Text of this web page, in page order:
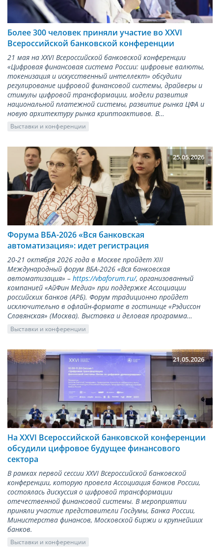
Более 300 человек приняли участие во XXVI
Всероссийской банковской конференции
21 мая на XXVI Всероссийской банковской конференции
«Цифровая финансовая система России: цифровые валюты,
токенизация и искусственный интеллект» обсудили
регулирование цифровой финансовой системы, драйверы и
стимулы цифровой трансформации, модели развития
национальной платежной системы, развитие рынка ЦФА и
новую архитектуру рынка криптоактивов. В…
Выставки и конференции
25.05.2026
Форума ВБА-2026 «Вся банковская
автоматизация»: идет регистрация
20-21 октября 2026 года в Москве пройдет XIII
Международный форум ВБА-2026 «Вся банковская
автоматизация» – https://vbaforum.ru/, организованный
компанией «АйФин Медиа» при поддержке Ассоциации
российских банков (АРБ). Форум традиционно пройдет
исключительно в офлайн-формате в гостинице «Рэдиссон
Славянская» (Москва). Выставка и деловая программа…
Выставки и конференции
21.05.2026
На XXVI Всероссийской банковской конференции
обсудили цифровое будущее финансового
сектора
В рамках первой сессии XXVI Всероссийской банковской
конференции, которую провела Ассоциация банков России,
состоялась дискуссия о цифровой трансформации
отечественной финансовой системы. В мероприятии
приняли участие представители Госдумы, Банка России,
Министерства финансов, Московской биржи и крупнейших
банков.
Выставки и конференции